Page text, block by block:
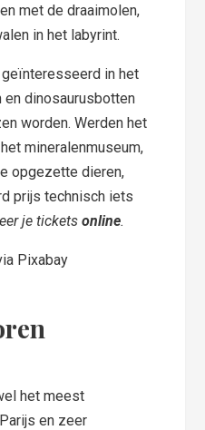
met de draaimolen,
in het labyrint.
in het
dinosaurusbotten
worden. Werden het
mineralenmuseum,
opgezette dieren,
prijs technisch iets
je ticketsonline.
het meest
en zeer